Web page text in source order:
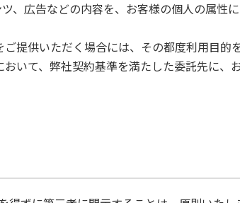
、広告などの内容を、お客様の個人の属性
提供いただく場合には、その都度利用目的
おいて、弊社契約基準を満たした委託先に、